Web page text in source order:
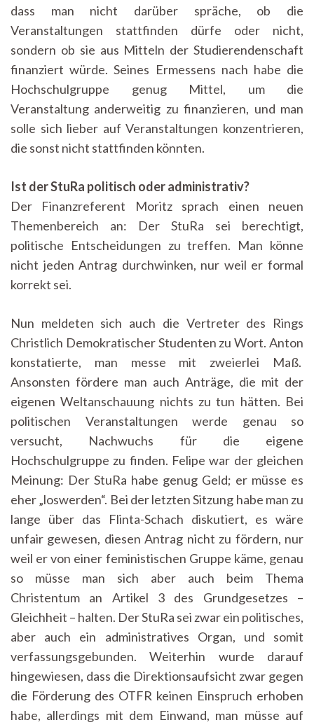
dass man nicht darüber spräche, ob die
Veranstaltungen stattfinden dürfe oder nicht,
sondern ob sie aus Mitteln der Studierendenschaft
finanziert würde. Seines Ermessens nach habe die
Hochschulgruppe genug Mittel, um die
Veranstaltung anderweitig zu finanzieren, und man
solle sich lieber auf Veranstaltungen konzentrieren,
die sonst nicht stattfinden könnten.
Ist der StuRa politisch oder administrativ?
Der Finanzreferent Moritz sprach einen neuen
Themenbereich an: Der StuRa sei berechtigt,
politische Entscheidungen zu treffen. Man könne
nicht jeden Antrag durchwinken, nur weil er formal
korrekt sei.
Nun meldeten sich auch die Vertreter des Rings
Christlich Demokratischer Studenten zu Wort. Anton
konstatierte, man messe mit zweierlei Maß.
Ansonsten fördere man auch Anträge, die mit der
eigenen Weltanschauung nichts zu tun hätten. Bei
politischen Veranstaltungen werde genau so
versucht, Nachwuchs für die eigene
Hochschulgruppe zu finden. Felipe war der gleichen
Meinung: Der StuRa habe genug Geld; er müsse es
eher „loswerden“. Bei der letzten Sitzung habe man zu
lange über das Flinta-Schach diskutiert, es wäre
unfair gewesen, diesen Antrag nicht zu fördern, nur
weil er von einer feministischen Gruppe käme, genau
so müsse man sich aber auch beim Thema
Christentum an Artikel 3 des Grundgesetzes –
Gleichheit – halten. Der StuRa sei zwar ein politisches,
aber auch ein administratives Organ, und somit
verfassungsgebunden. Weiterhin wurde darauf
hingewiesen, dass die Direktionsaufsicht zwar gegen
die Förderung des OTFR keinen Einspruch erhoben
habe, allerdings mit dem Einwand, man müsse auf